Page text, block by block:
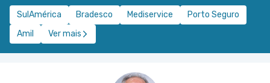
SulAmérica Bradesco Mediservice
Porto Seguro
Amil
Ver mais